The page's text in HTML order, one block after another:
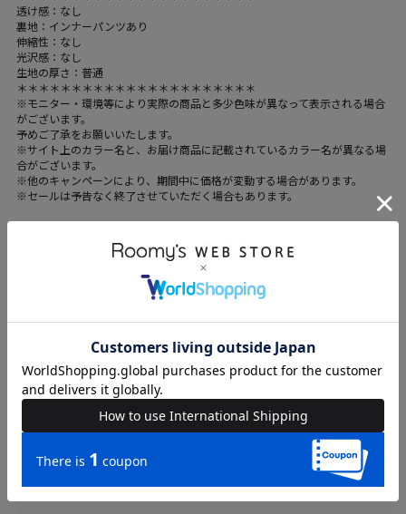
透け感：なし
裏地：インナーパンツあり
伸縮性：なし
光沢感：なし
生地の厚さ：普通
＊＊＊＊＊＊＊＊＊＊＊＊＊＊＊＊＊＊＊＊＊＊
※モニター・環境等により実際の商品と多少色味が異なって表示される場合
がございます。
予めご了承をお願いいたします。
※サイト上のカラー名と、お届け商品に記載されているカラー名が異なる場
合がございます。
※他のキャンペーンにより、期間中に価格が変動する場合があります。
※セールは予告なく終了させていただく場合もあります。
SPIRALGIRL
グレー・ブラック：ポリエステル-97%、ポリウレタ
ン-3%、チェック：ポリエステル-100%、インナーパ
ンツ：ポリエステル-100%
原産国
中国
送料
605 円 (税込) （送料について）
返品・交換
返品特約